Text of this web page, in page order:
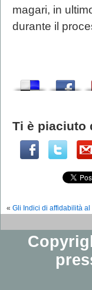
magari, in
durante il
Ti è piaciuto
« Gli Indici di affidabilità